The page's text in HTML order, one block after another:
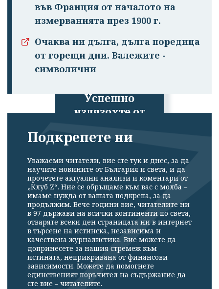
Успешно
излязохте от
във Франция от началото на
измерванията през 1900 г.
Очаква ни дълга, дълга поредица
от горещи дни. Валежите -
символични
Подкрепете ни
Уважаеми читатели, вие сте тук и днес, за да
научите новините от България и света, и да
прочетете актуални анализи и коментари от
„Клуб Z“. Ние се обръщаме към вас с молба –
имаме нужда от вашата подкрепа, за да
продължим. Вече години вие, читателите ни
в 97 държави на всички континенти по света,
отваряте всеки ден страницата ни в интернет
в търсене на истинска, независима и
качествена журналистика. Вие можете да
допринесете за нашия стремеж към
истината, неприкривана от финансови
зависимости. Можете да помогнете
единственият поръчител на съдържание да
сте вие – читателите.